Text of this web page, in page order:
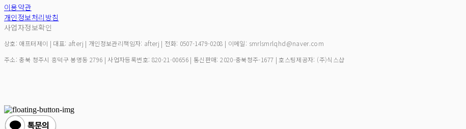
이용약관
개인정보처리방침
사업자정보확인
상호: 애프터제이 | 대표: afterj | 개인정보관리책임자: afterj | 전화: 0507-1479-0208 | 이메일: smrlsmrlqhd@naver.com
주소: 충북 청주시 흥덕구 봉명동 2796 | 사업자등록번호: 820-21-00656| 통신판매:2020-충북청주-1677 | 호스팅제공자: (주)식스샵